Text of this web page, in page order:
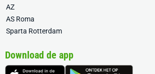
AZ
AS Roma
Sparta Rotterdam
Download de app